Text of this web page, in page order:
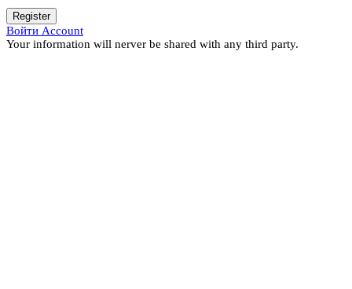
Register
Войти Account
Your information will nerver be shared with any third party.